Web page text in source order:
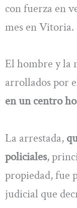
con fuerza en
mes en Vitoria.
El hombre y la
arrollados por
en un centro
La arrestada,
policiales,
propiedad, fue
judicial que